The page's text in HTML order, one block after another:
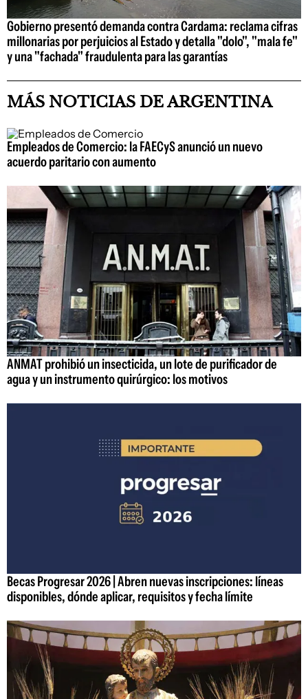
Gobierno presentó demanda contra Cardama: reclama cifras
millonarias por perjuicios al Estado y detalla "dolo", "mala fe"
y una "fachada" fraudulenta para las garantías
MÁS NOTICIAS DE ARGENTINA
Empleados de Comercio: la FAECyS anunció un nuevo
acuerdo paritario con aumento
ANMAT prohibió un insecticida, un lote de purificador de
agua y un instrumento quirúrgico: los motivos
Becas Progresar 2026 | Abren nuevas inscripciones: líneas
disponibles, dónde aplicar, requisitos y fecha límite